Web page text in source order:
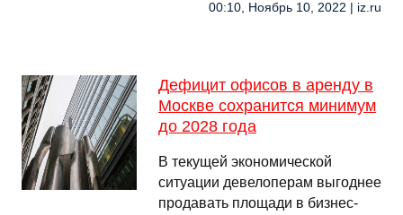
00:10, Ноябрь 10, 2022 | iz.ru
Дефицит офисов в аренду в
Москве сохранится минимум
до 2028 года
В текущей экономической
ситуации девелоперам выгоднее
продавать площади в бизнес-